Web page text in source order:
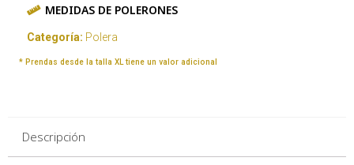
MEDIDAS DE POLERONES
Categoría: Polera
* Prendas desde la talla XL tiene un valor adicional
Descripción